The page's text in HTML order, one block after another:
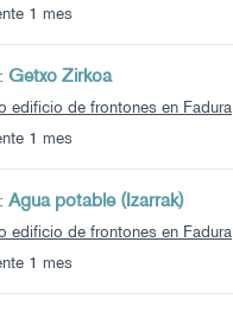
1 mes
1 mes
Getxo Zirkoa
edificio de frontones en Fadura
1 mes
Agua potable (Izarrak)
edificio de frontones en Fadura